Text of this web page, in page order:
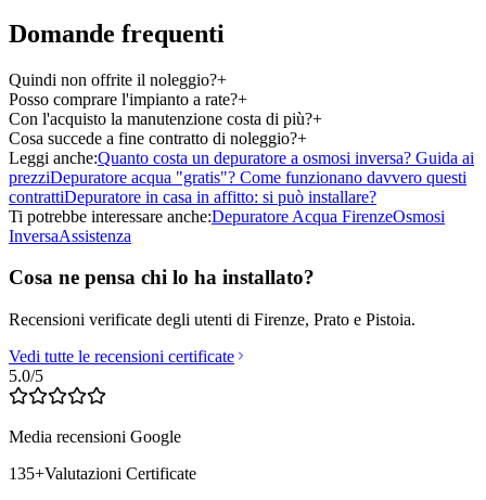
Domande frequenti
Quindi non offrite il noleggio?+
Posso comprare l'impianto a rate?+
Con l'acquisto la manutenzione costa di più?+
Cosa succede a fine contratto di noleggio?+
Leggi anche:Quanto costa un depuratore a osmosi inversa? Guida ai
prezziDepuratore acqua "gratis"? Come funzionano davvero questi
contrattiDepuratore in casa in affitto: si può installare?
Ti potrebbe interessare anche:Depuratore Acqua FirenzeOsmosi
InversaAssistenza
Cosa ne pensa chi lo ha installato?
Recensioni verificate degli utenti di Firenze, Prato e Pistoia.
Vedi tutte le recensioni certificate
5.0/5
Media recensioni Google
135+Valutazioni Certificate